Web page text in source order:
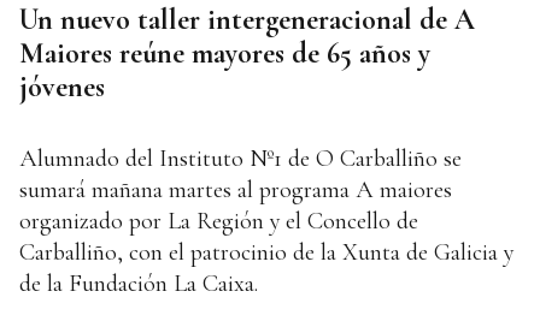
Un nuevo taller intergeneracional de A
Maiores reúne mayores de 65 años y
jóvenes
Alumnado del Instituto Nº1 de O Carballiño se
sumará mañana martes al programa A maiores
organizado por La Región y el Concello de
Carballiño, con el patrocinio de la Xunta de Galicia y
de la Fundación La Caixa.